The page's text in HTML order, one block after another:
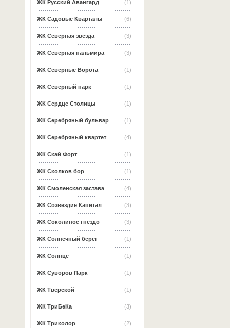
(1)
ЖК Русский Авангард
(6)
ЖК Садовые Кварталы
(3)
ЖК Северная звезда
(3)
ЖК Северная пальмира
(1)
ЖК Северные Ворота
(1)
ЖК Северный парк
(1)
ЖК Сердце Столицы
(1)
ЖК Серебряный бульвар
(4)
ЖК Серебряный квартет
(1)
ЖК Скай Форт
(1)
ЖК Сколков бор
(4)
ЖК Смоленская застава
(3)
ЖК Созвездие Капитал
(3)
ЖК Соколиное гнездо
(1)
ЖК Солнечный берег
(1)
ЖК Солнце
(1)
ЖК Суворов Парк
(1)
ЖК Тверской
(3)
ЖК ТриБеКа
(2)
ЖК Триколор